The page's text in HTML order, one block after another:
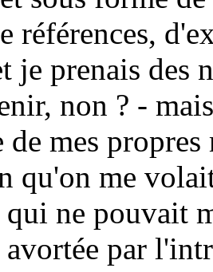
références,
je prenais des
non ? -
de mes
qu'on me
qui ne pouvait
par